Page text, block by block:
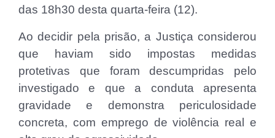
das 18h30 desta quarta-feira (12).
Ao decidir pela prisão, a Justiça considerou
que haviam sido impostas medidas
protetivas que foram descumpridas pelo
investigado e que a conduta apresenta
gravidade e demonstra periculosidade
concreta, com emprego de violência real e